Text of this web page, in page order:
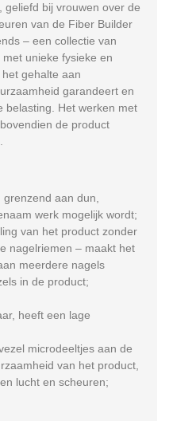
geliefd bij vrouwen over de
van de Fiber Builder
– een collectie van
unieke fysieke en
gehalte aan
garandeert en
belasting. Het werken met
de product
aan dun,
werk mogelijk wordt;
van het product zonder
nagelriemen – maakt het
meerdere nagels
in de product;
heeft een lage
microdeeltjes aan de
van het product,
lucht en scheuren;